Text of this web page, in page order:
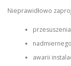
Nieprawidłowo
awarii